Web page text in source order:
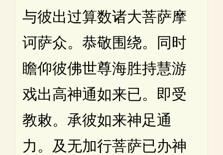
与彼出过算数诸大菩萨摩
诃萨众。恭敬围绕。同时
瞻仰彼佛世尊海胜持慧游
戏出高神通如来已。即受
教敕。承彼如来神足通
力。及无加行菩萨已办神